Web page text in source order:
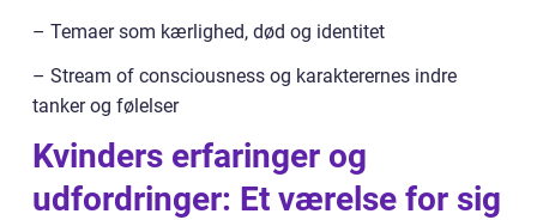
– Temaer som kærlighed, død og identitet
– Stream of consciousness og karakterernes indre
tanker og følelser
Kvinders erfaringer og
udfordringer: Et værelse for sig